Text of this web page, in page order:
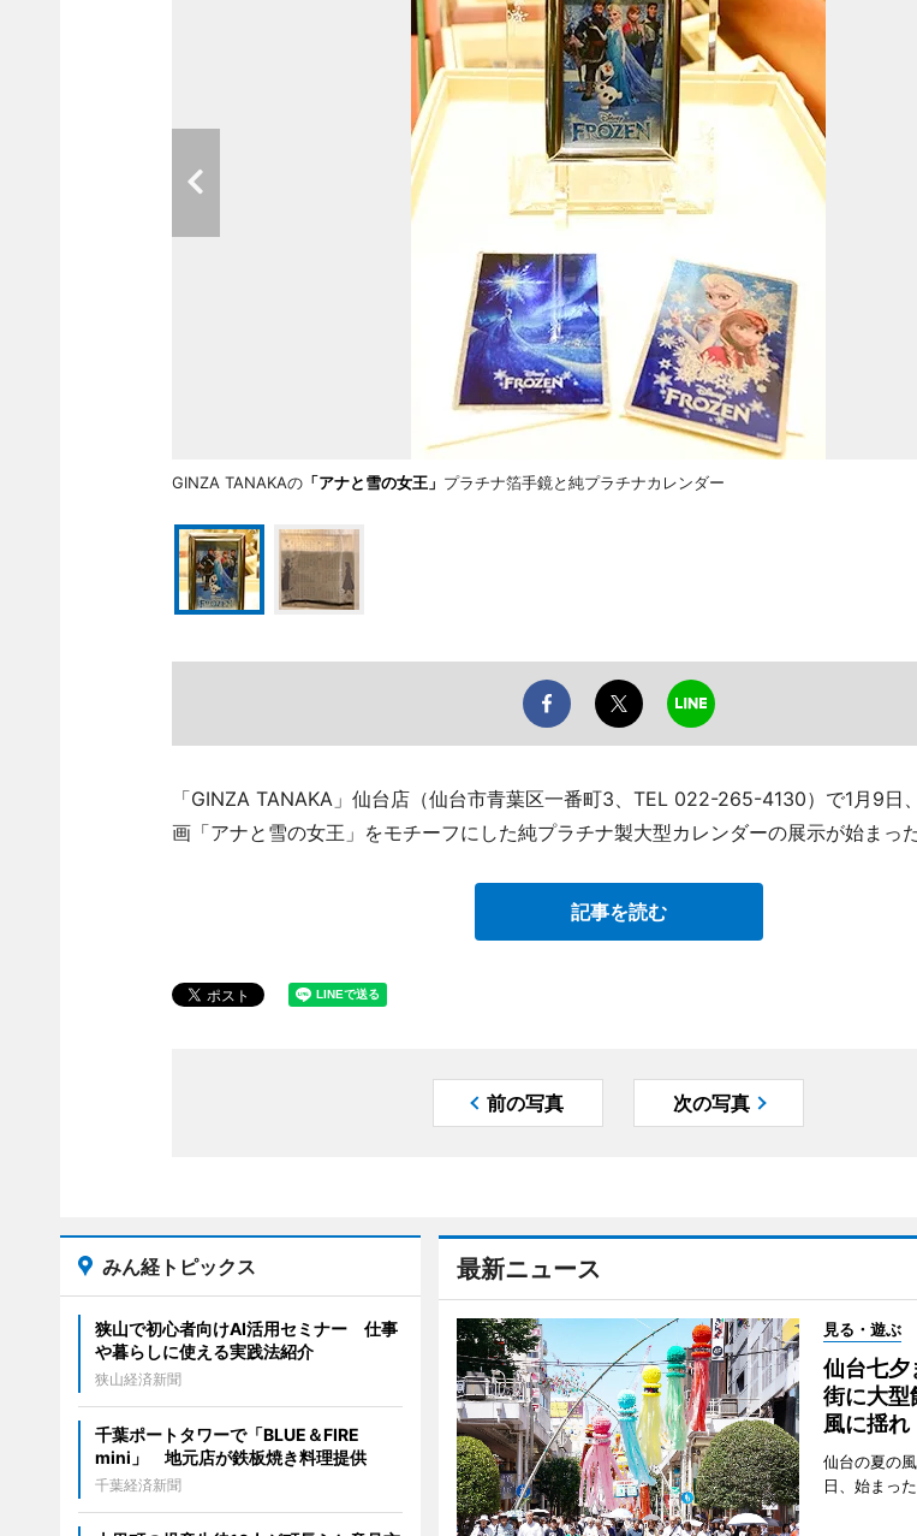
GINZA TANAKAの「アナと雪の女王」 プラチナ箔手鏡と純プラチナカレンダー
「GINZA TANAKA」仙台店（仙台市青葉区一番町3、TEL 022-265-4130）で1月9日
画「アナと雪の女王」をモチーフにした純プラチナ製大型カレンダーの展示が始まった
記事を読む
前の写真 次の写真
最新ニュース
見る・遊ぶ
仙台七
街に大
風に揺れ
仙台の夏の
日、始まった
みん経トピックス
狭山で初心者向けAI活用セミナー 仕事
や暮らしに使える実践法紹介
狭山経済新聞
千葉ポートタワーで「BLUE＆FIRE
mini」 地元店が鉄板焼き料理提供
千葉経済新聞